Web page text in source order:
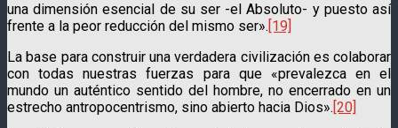
una dimensión esencial de su ser -el Absoluto- y puesto así
frente a la peor reduc­ción del mismo ser».[19]
La base para construir una verdadera civilización es colaborar
con todas nuestras fuerzas para que «prevalezca en el
mundo un auténtico sentido del hombre, no encerrado en un
estrecho antropocentrismo, sino abierto hacia Dios».[20]